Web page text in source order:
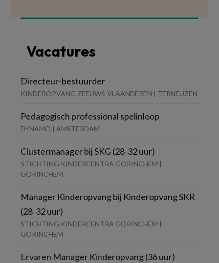
Vacatures
Directeur-bestuurder
KINDEROPVANG ZEEUWS-VLAANDEREN | TERNEUZEN
Pedagogisch professional spelinloop
DYNAMO | AMSTERDAM
Clustermanager bij SKG (28-32 uur)
STICHTING KINDERCENTRA GORINCHEM |
GORINCHEM
Manager Kinderopvang bij Kinderopvang SKR
(28-32 uur)
STICHTING KINDERCENTRA GORINCHEM |
GORINCHEM
Ervaren Manager Kinderopvang (36 uur)